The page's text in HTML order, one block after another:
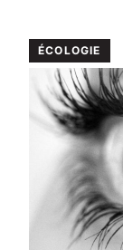
ÉCOLOGIE